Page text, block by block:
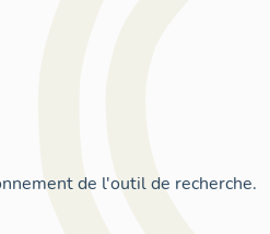
de l'outil de recherche.